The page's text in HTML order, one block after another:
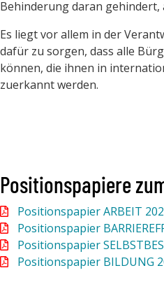
Behinderung daran
Es liegt vor allem in der
dafür zu sorgen, dass alle
können, die ihnen in
zuerkannt werden.
Positionspapiere
Positionspapier ARBEIT
Positionspapier
Positionspapier
Positionspapier BILDUNG